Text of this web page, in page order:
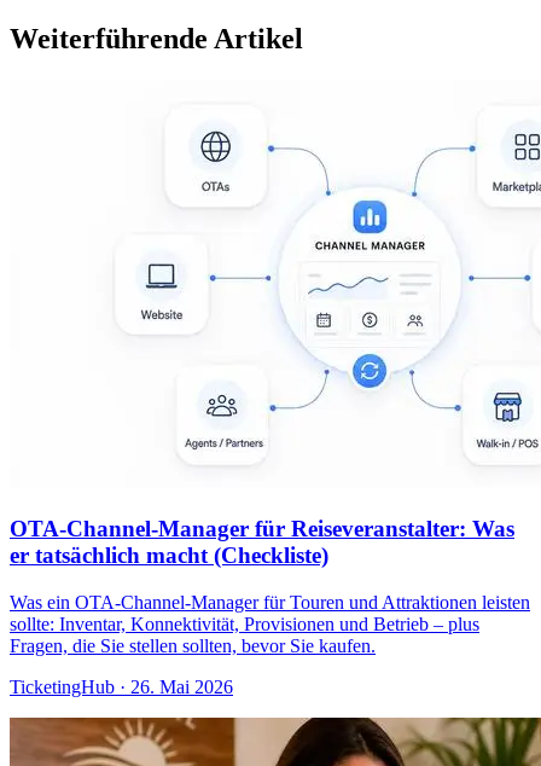
Weiterführende Artikel
OTA-Channel-Manager für Reiseveranstalter: Was
er tatsächlich macht (Checkliste)
Was ein OTA-Channel-Manager für Touren und Attraktionen leisten
sollte: Inventar, Konnektivität, Provisionen und Betrieb – plus
Fragen, die Sie stellen sollten, bevor Sie kaufen.
TicketingHub · 26. Mai 2026